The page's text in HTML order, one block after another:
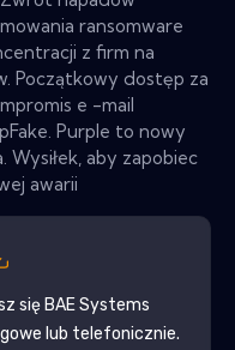
ransomware
z firm na
Początkowy dostęp za
e -mail
Purple to nowy
aby zapobiec
awarii
się BAE Systems
lub telefonicznie.